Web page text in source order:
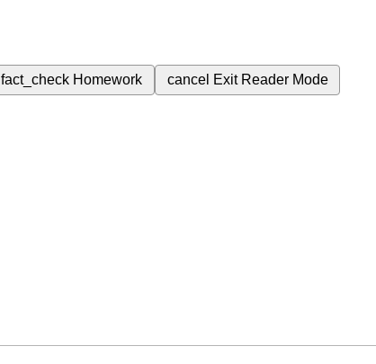
fact_check Homework cancel Exit Reader Mode